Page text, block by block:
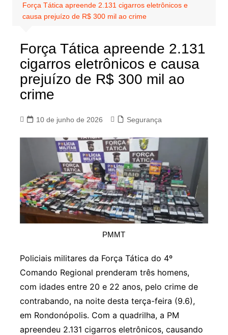
Força Tática apreende 2.131 cigarros eletrônicos e
causa prejuízo de R$ 300 mil ao crime
Força Tática apreende 2.131
cigarros eletrônicos e causa
prejuízo de R$ 300 mil ao
crime
10 de junho de 2026 Segurança
PMMT
Policiais militares da Força Tática do 4º
Comando Regional prenderam três homens,
com idades entre 20 e 22 anos, pelo crime de
contrabando, na noite desta terça-feira (9.6),
em Rondonópolis. Com a quadrilha, a PM
apreendeu 2.131 cigarros eletrônicos, causando